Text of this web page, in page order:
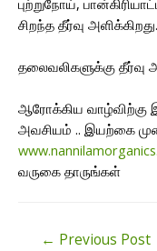
சிறந்த தீர்வு அளிக்கிறது.
தலைவலிகளுக்கு தீர்வு
ஆரோக்கிய வாழ்விற்கு
அவசியம் .. இயற்கை
வருகை தாருங்கள்
← Previous Post